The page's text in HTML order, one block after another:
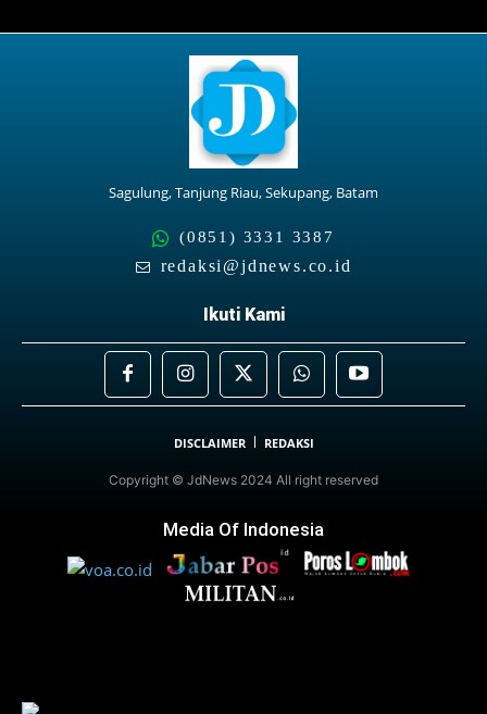
Sagulung, Tanjung Riau, Sekupang, Batam
(0851) 3331 3387
redaksi@jdnews.co.id
Ikuti Kami
DISCLAIMER REDAKSI
Copyright © JdNews 2024 All right reserved
Media Of Indonesia